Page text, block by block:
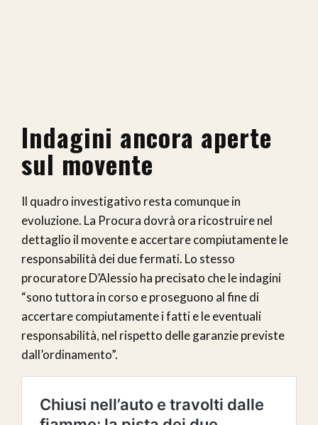
Indagini ancora aperte
sul movente
Il quadro investigativo resta comunque in
evoluzione. La Procura dovrà ora ricostruire nel
dettaglio il movente e accertare compiutamente le
responsabilità dei due fermati. Lo stesso
procuratore D’Alessio ha precisato che le indagini
“sono tuttora in corso e proseguono al fine di
accertare compiutamente i fatti e le eventuali
responsabilità, nel rispetto delle garanzie previste
dall’ordinamento”.